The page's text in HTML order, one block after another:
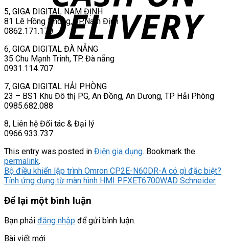
5, GIGA DIGITAL NAM ĐỊNH
81 Lê Hồng Phong, TP.Nam Định
0862.171.170
6, GIGA DIGITAL ĐÀ NẴNG
35 Chu Mạnh Trinh, TP. Đà nẵng
0931.114.707
7, GIGA DIGITAL HẢI PHÒNG
23 – BS1 Khu Đô thị PG, An Đồng, An Dương, TP Hải Phòng
0985.682.088
8, Liên hệ Đối tác & Đại lý
0966.933.737
This entry was posted in Điện gia dụng. Bookmark the
permalink.
Bộ điều khiển lập trình Omron CP2E-N60DR-A có gì đặc biệt?
Tính ứng dụng từ màn hình HMI PFXET6700WAD Schneider
Để lại một bình luận
Bạn phải đăng nhập để gửi bình luận.
Bài viết mới